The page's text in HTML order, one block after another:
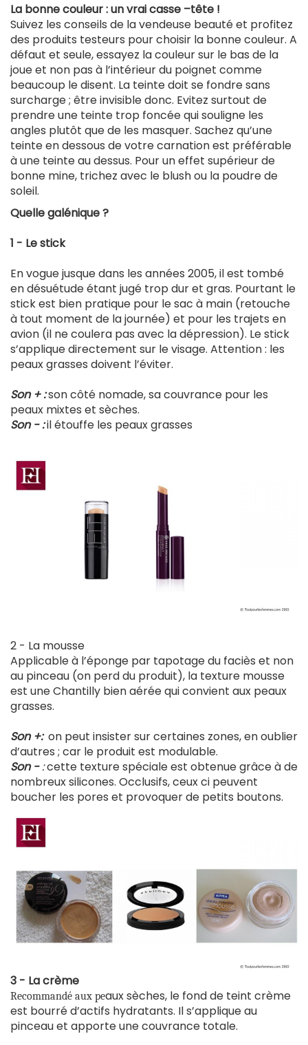
La bonne couleur : un vrai casse –tête !
Suivez les conseils de la vendeuse beauté et profitez
des produits testeurs pour choisir la bonne couleur. A
défaut et seule, essayez la couleur sur le bas de la
joue et non pas à l’intérieur du poignet comme
beaucoup le disent. La teinte doit se fondre sans
surcharge ; être invisible donc. Evitez surtout de
prendre une teinte trop foncée qui souligne les
angles plutôt que de les masquer. Sachez qu’une
teinte en dessous de votre carnation est préférable
à une teinte au dessus. Pour un effet supérieur de
bonne mine, trichez avec le blush ou la poudre de
soleil.
Quelle galénique ?
1 - Le stick
En vogue jusque dans les années 2005, il est tombé
en désuétude étant jugé trop dur et gras. Pourtant le
stick est bien pratique pour le sac à main (retouche
à tout moment de la journée) et pour les trajets en
avion (il ne coulera pas avec la dépression). Le stick
s’applique directement sur le visage. Attention : les
peaux grasses doivent l’éviter.
Son + :son côté nomade, sa couvrance pour les
peaux mixtes et sèches.
Son - :il étouffe les peaux grasses
2 - La mousse
Applicable à l’éponge par tapotage du faciès et non
au pinceau (on perd du produit), la texture mousse
est une Chantilly bien aérée qui convient aux peaux
grasses.
Son +: on peut insister sur certaines zones, en oublier
d’autres ; car le produit est modulable.
Son -:cette texture spéciale est obtenue grâce à de
nombreux silicones. Occlusifs, ceux ci peuvent
boucher les pores et provoquer de petits boutons.
3 - La crème
Recommandé aux peaux sèches, le fond de teint crème
est bourré d’actifs hydratants. Il s’applique au
pinceau et apporte une couvrance totale.